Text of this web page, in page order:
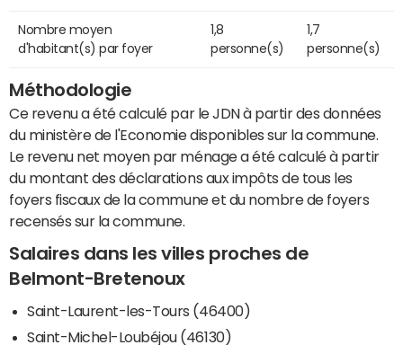
Nombre moyen
d'habitant(s) par foyer
1,8
personne(s)
1,7
personne(s)
Méthodologie
Ce revenu a été calculé par le JDN à partir des données
du ministère de l'Economie disponibles sur la commune.
Le revenu net moyen par ménage a été calculé à partir
du montant des déclarations aux impôts de tous les
foyers fiscaux de la commune et du nombre de foyers
recensés sur la commune.
Salaires dans les villes proches de
Belmont-Bretenoux
Saint-Laurent-les-Tours (46400)
Saint-Michel-Loubéjou (46130)